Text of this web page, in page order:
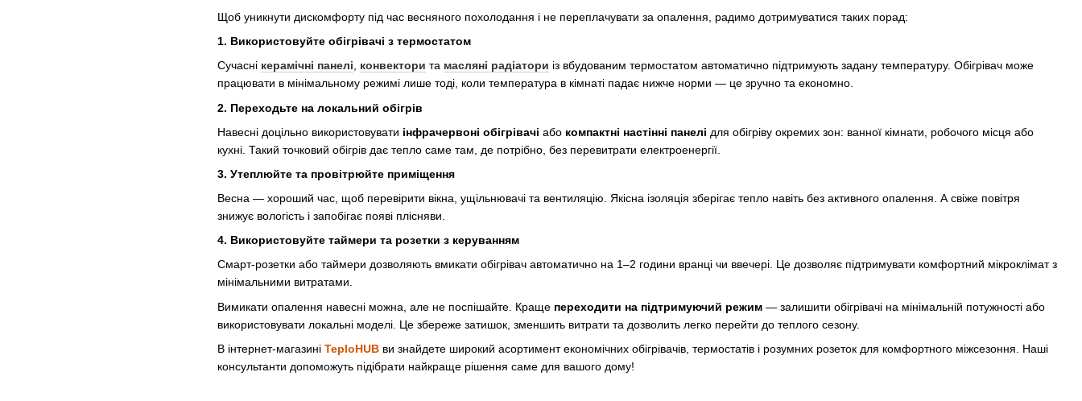
Щоб уникнути дискомфорту під час весняного похолодання і не переплачувати за опалення, радимо дотримуватися таких порад:
1. Використовуйте обігрівачі з термостатом
Сучасні керамічні панелі, конвектори та масляні радіатори із вбудованим термостатом автоматично підтримують задану температуру. Обігрівач може
працювати в мінімальному режимі лише тоді, коли температура в кімнаті падає нижче норми — це зручно та економно.
2. Переходьте на локальний обігрів
Навесні доцільно використовувати інфрачервоні обігрівачі або компактні настінні панелі для обігріву окремих зон: ванної кімнати, робочого місця або
кухні. Такий точковий обігрів дає тепло саме там, де потрібно, без перевитрати електроенергії.
3. Утеплюйте та провітрюйте приміщення
Весна — хороший час, щоб перевірити вікна, ущільнювачі та вентиляцію. Якісна ізоляція зберігає тепло навіть без активного опалення. А свіже повітря
знижує вологість і запобігає появі плісняви.
4. Використовуйте таймери та розетки з керуванням
Смарт-розетки або таймери дозволяють вмикати обігрівач автоматично на 1–2 години вранці чи ввечері. Це дозволяє підтримувати комфортний мікроклімат з
мінімальними витратами.
Вимикати опалення навесні можна, але не поспішайте. Краще переходити на підтримуючий режим — залишити обігрівачі на мінімальній потужності або
використовувати локальні моделі. Це збереже затишок, зменшить витрати та дозволить легко перейти до теплого сезону.
В інтернет-магазині TeploHUB ви знайдете широкий асортимент економічних обігрівачів, термостатів і розумних розеток для комфортного міжсезоння. Наші
консультанти допоможуть підібрати найкраще рішення саме для вашого дому!